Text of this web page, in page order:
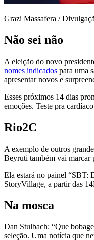
Grazi Massafera /
Não sei não
A eleição do novo
nomes indicados para uma
apresentar novos e
Esses próximos 14 dias
emoções. Teste pra
Rio2C
A exemplo de outros
Beyruti também vai marcar
Ela estará no painel “SBT:
StoryVillage, a partir das
Na mosca
Dan Stulbach: “Que
seleção. Uma notícia que